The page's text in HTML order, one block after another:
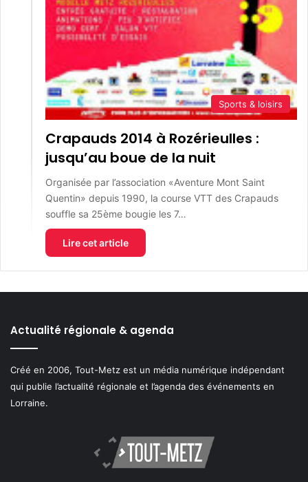
Sports & loisirs
Crapauds 2014 à Rozérieulles :
jusqu’au boue de la nuit
Organisée par l’association «Aventure Mont Saint
Quentin» depuis 1990, la course VTT des Crapauds
souffle sa 25ème bougie les 7…
Lire cet article
Actualité régionale & agenda
Créé en 2006, Tout-Metz est un média numérique indépendant
qui publie l’actualité régionale et l’agenda des événements en
Lorraine.